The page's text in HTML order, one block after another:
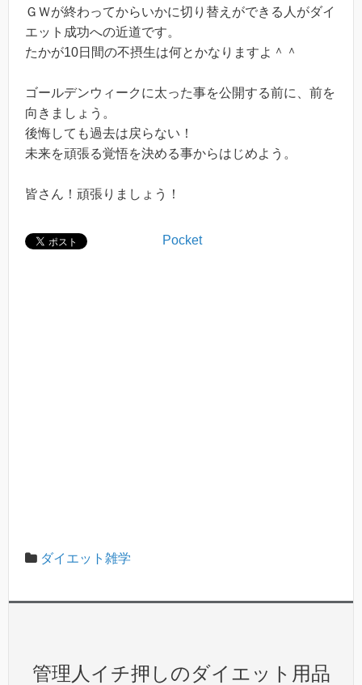
ＧＷが終わってからいかに切り替えができる人がダイ
エット成功への近道です。
たかが10日間の不摂生は何とかなりますよ＾＾
ゴールデンウィークに太った事を公開する前に、前を
向きましょう。
後悔しても過去は戻らない！
未来を頑張る覚悟を決める事からはじめよう。
皆さん！頑張りましょう！
Pocket
ダイエット雑学
管理人イチ押しのダイエット用品